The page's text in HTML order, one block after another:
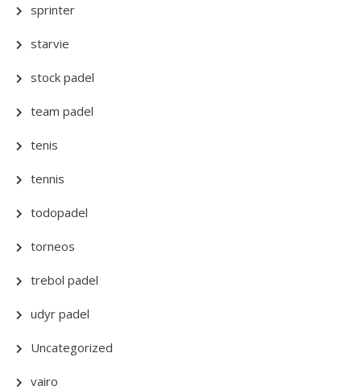
sprinter
starvie
stock padel
team padel
tenis
tennis
todopadel
torneos
trebol padel
udyr padel
Uncategorized
vairo